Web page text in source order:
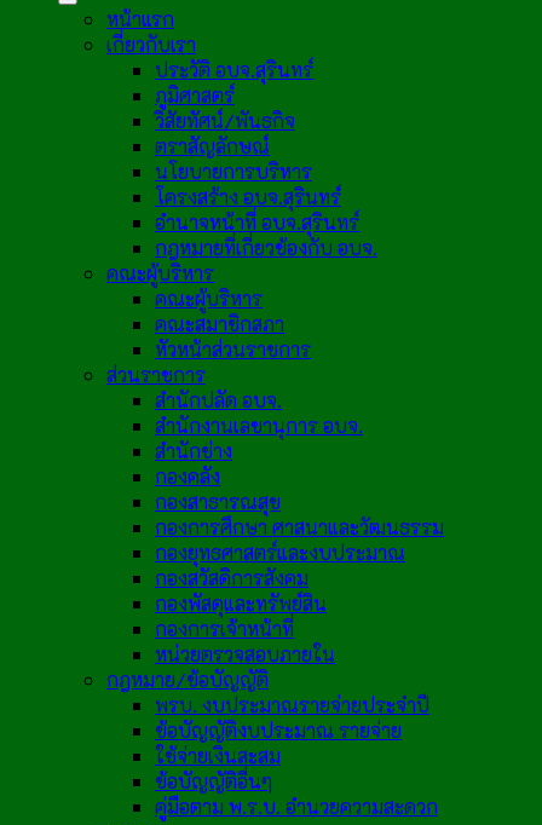
หน้าแรก
เกี่ยวกับเรา
ประวัติ อบจ.สุรินทร์
ภูมิศาสตร์
วิสัยทัศน์/พันธกิจ
ตราสัญลักษณ์
นโยบายการบริหาร
โครงสร้าง อบจ.สุรินทร์
อำนาจหน้าที่ อบจ.สุรินทร์
กฎหมายที่เกี่ยวข้องกับ อบจ.
คณะผู้บริหาร
คณะผู้บริหาร
คณะสมาชิกสภา
หัวหน้าส่วนราชการ
ส่วนราชการ
สำนักปลัด อบจ.
สำนักงานเลขานุการ อบจ.
สำนักช่าง
กองคลัง
กองสาธารณสุข
กองการศึกษา ศาสนาและวัฒนธรรม
กองยุทธศาสตร์และงบประมาณ
กองสวัสดิการสังคม
กองพัสดุและทรัพย์สิน
กองการเจ้าหน้าที่
หน่วยตรวจสอบภายใน
กฎหมาย/ข้อบัญญัติ
พรบ. งบประมาณรายจ่ายประจำปี
ข้อบัญญัติงบประมาณ รายจ่าย
ใช้จ่ายเงินสะสม
ข้อบัญญัติอื่นๆ
คู่มือตาม พ.ร.บ. อำนวยความสะดวก